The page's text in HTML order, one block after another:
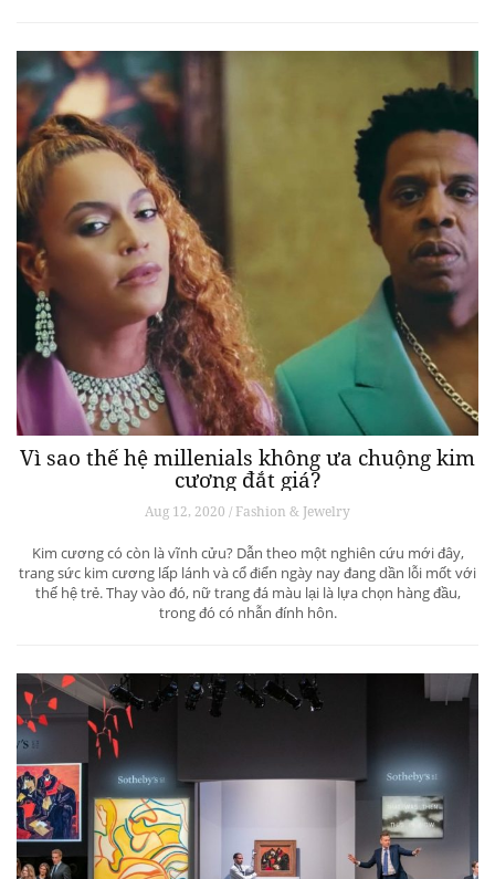
Vì sao thế hệ millenials không ưa chuộng kim
cương đắt giá?
Aug 12, 2020 / Fashion & Jewelry
Kim cương có còn là vĩnh cửu? Dẫn theo một nghiên cứu mới đây,
trang sức kim cương lấp lánh và cổ điển ngày nay đang dần lỗi mốt với
thế hệ trẻ. Thay vào đó, nữ trang đá màu lại là lựa chọn hàng đầu,
trong đó có nhẫn đính hôn.